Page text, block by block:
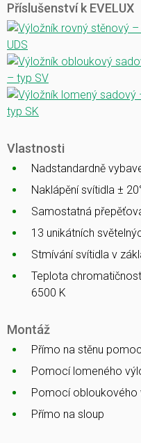
Příslušenství k EVELUX
Vlastnosti
Nadstandardně
Naklápění svítidla ±
Samostatná
13 unikátních
Stmívání svítidla v
Teplota
6500 K
Montáž
Přímo na stěnu
Pomocí lomeného
Pomocí obloukového
Přímo na sloup